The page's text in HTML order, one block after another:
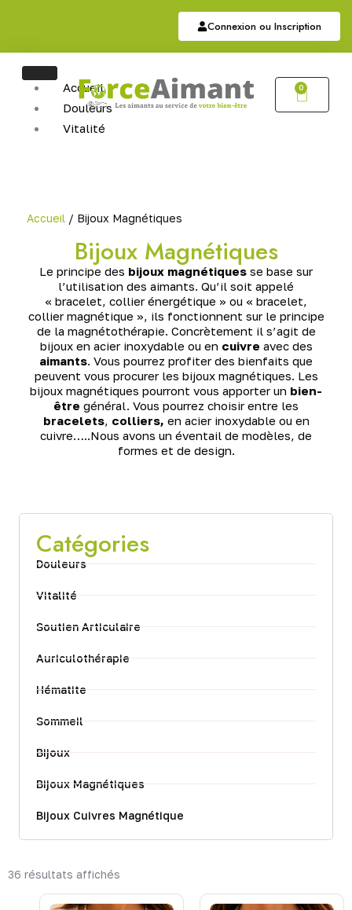
Connexion ou Inscription
Accueil
Douleurs
Vitalité
Sommeil
Bijoux
Bijoux Magnétiques
Bijoux Cuivres Magnétique
X
0
Accueil / Bijoux Magnétiques
Bijoux Magnétiques
Le principe des bijoux magnétiques se base sur
l’utilisation des aimants. Qu’il soit appelé
« bracelet, collier énergétique » ou « bracelet,
collier magnétique », ils fonctionnent sur le principe
de la magnétothérapie. Concrètement il s’agit de
bijoux en acier inoxydable ou en cuivre avec des
aimants. Vous pourrez profiter des bienfaits que
peuvent vous procurer les bijoux magnétiques. Les
bijoux magnétiques pourront vous apporter un bien-
être général. Vous pourrez choisir entre les
bracelets, colliers, en acier inoxydable ou en
cuivre…..Nous avons un éventail de modèles, de
formes et de design.
Catégories
Douleurs
Vitalité
Soutien Articulaire
Auriculothérapie
Hématite
Sommeil
Bijoux
Bijoux Magnétiques
Bijoux Cuivres Magnétique
36 résultats affichés